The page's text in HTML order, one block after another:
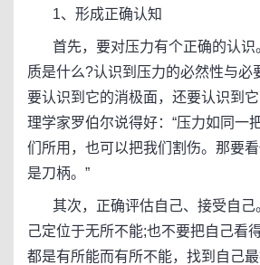
1、形成正确认知
首先，要对压力有个正确的认识
质是什么?认识到压力的必然性与必
要认识到它的消极面，还要认识到
理学家罗伯尔说得好：“压力如同一
们所用，也可以把我们割伤。那要
是刀柄。”
其次，正确评估自己、接受自己
己定位于无所不能;也不要把自己看
都是有所能而有所不能，找到自己